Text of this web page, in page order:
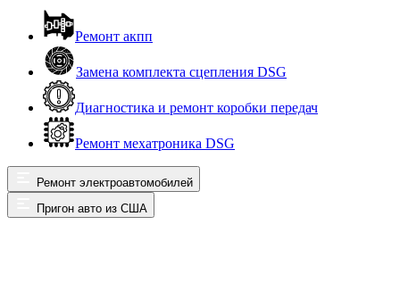
Ремонт акпп
Замена комплекта сцепления DSG
Диагностика и ремонт коробки передач
Ремонт мехатроника DSG
Ремонт электроавтомобилей
Пригон авто из США